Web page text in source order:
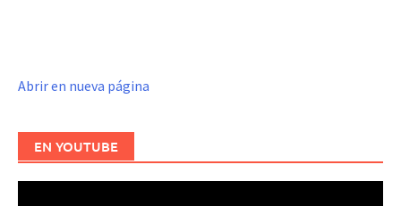
Abrir en nueva página
EN YOUTUBE